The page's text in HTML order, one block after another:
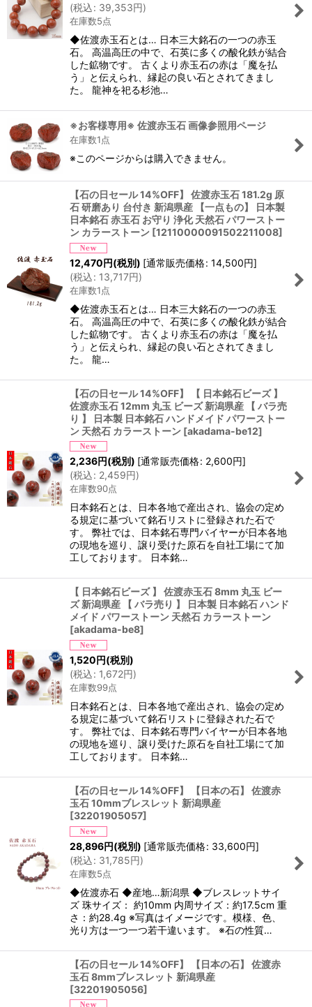
(税込: 39,353円)
在庫数5点
◆佐渡赤玉石とは… 日本三大銘石の一つの赤玉
石。 高温高圧の中で、石英に多くの酸化鉄が結合
した鉱物です。 古くより赤玉石の赤は「魔を払
う」と伝えられ、縁起の良い石とされてきまし
た。 龍神を祀る杉池…
※お客様専用※ 佐渡赤玉石 画像参照用ページ
在庫数1点
※このページからは購入できません。
【石の日セール 14%OFF】 佐渡赤玉石 181.2g 原
石 研磨あり 台付き 新潟県産 【一点もの】 日本製
日本銘石 赤玉石 お守り 浄化 天然石 パワーストー
ン カラーストーン [12110000091502211008]
12,470円(税別) [通常販売価格: 14,500円]
(税込: 13,717円)
在庫数1点
◆佐渡赤玉石とは… 日本三大銘石の一つの赤玉
石。 高温高圧の中で、石英に多くの酸化鉄が結合
した鉱物です。 古くより赤玉石の赤は「魔を払
う」と伝えられ、縁起の良い石とされてきまし
た。 龍…
【石の日セール 14%OFF】 【 日本銘石ビーズ 】
佐渡赤玉石 12mm 丸玉 ビーズ 新潟県産 【 バラ売
り 】 日本製 日本銘石 ハンドメイド パワーストー
ン 天然石 カラーストーン [akadama-be12]
2,236円(税別) [通常販売価格: 2,600円]
(税込: 2,459円)
在庫数90点
日本銘石とは、日本各地で産出され、協会の定め
る規定に基づいて銘石リストに登録された石で
す。 弊社では、日本銘石専門バイヤーが日本各地
の現地を巡り、譲り受けた原石を自社工場にて加
工しております。 日本銘…
【 日本銘石ビーズ 】 佐渡赤玉石 8mm 丸玉 ビー
ズ 新潟県産 【 バラ売り 】 日本製 日本銘石 ハンド
メイド パワーストーン 天然石 カラーストーン
[akadama-be8]
1,520円(税別)
(税込: 1,672円)
在庫数99点
日本銘石とは、日本各地で産出され、協会の定め
る規定に基づいて銘石リストに登録された石で
す。 弊社では、日本銘石専門バイヤーが日本各地
の現地を巡り、譲り受けた原石を自社工場にて加
工しております。 日本銘…
【石の日セール 14%OFF】 【日本の石】 佐渡赤
玉石 10mmブレスレット 新潟県産
[32201905057]
28,896円(税別) [通常販売価格: 33,600円]
(税込: 31,785円)
在庫数5点
◆佐渡赤石 ◆産地…新潟県 ◆ブレスレットサイ
ズ 珠サイズ： 約10mm 内周サイズ：約17.5cm 重
さ：約28.4g ※写真はイメージです。模様、色、
光り方は一つ一つ若干違います。 ※石の性質…
【石の日セール 14%OFF】 【日本の石】 佐渡赤
玉石 8mmブレスレット 新潟県産
[32201905056]